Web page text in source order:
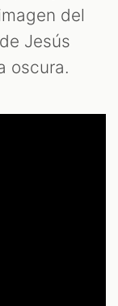
del
Jesús
oscura.